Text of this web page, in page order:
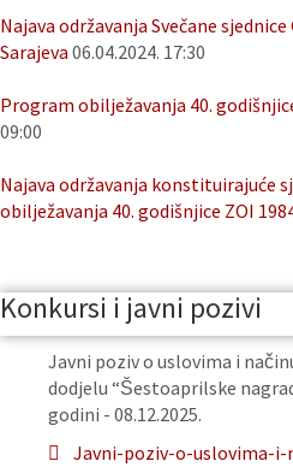
Najava održavanja Svečane
Sarajeva 06.04.2024. 17:30
Program obilježavanja 40.
09:00
Najava održavanja konstituirajuće
obilježavanja 40. godišnjice ZOI
Konkursi i javni pozivi
Javni poziv o uslovima i
dodjelu “Šestoaprilske
godini - 08.12.2025.
Javni-poziv-o-uslovima-i-